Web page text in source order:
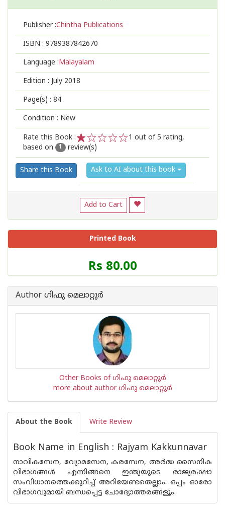
Publisher :Chintha Publications
ISBN : 9789387842670
Language :Malayalam
Edition : July 2018
Page(s) : 84
Condition : New
Rate this Book :
2
1
1 out of 5 rating,
based on
1 review(s)
Share this Book Ask to AI about this book
Add to Cart
Printed Book
Price
of
Book
is
Rs 80.00
Author ഗിഫു മെലാറ്റുര്‍‌
Other Books of ഗിഫു മെലാറ്റുര്‍‌
more about author ഗിഫു മെലാറ്റുര്‍‌
About the Book Write Review
Book Name in English : Rajyam Kakkunnavar
നാവികസേന, വ്യോമസേന, കരസേന, അർദ്ധ സൈനിക
വിഭാഗങ്ങൾ എന്നിങ്ങനെ ഇന്ത്യയുടെ രാജ്യരക്ഷാ
സംവിധാനത്തെക്കുറിച്ച് അറിയേണ്ടതെല്ലാം. ഒപ്പം ഓരോ
വിഭാഗവുമായി ബന്ധപ്പെട്ട ചോദ്യോത്തരങ്ങളൂം.